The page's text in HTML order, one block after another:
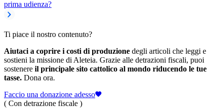
prima udienza?
Ti piace il nostro contenuto?
Aiutaci a coprire i costi di produzione degli articoli che leggi e
sostieni la missione di Aleteia. Grazie alle detrazioni fiscali, puoi
sostenere il principale sito cattolico al mondo riducendo le tue
tasse. Dona ora.
Faccio una donazione adesso
( Con detrazione fiscale )